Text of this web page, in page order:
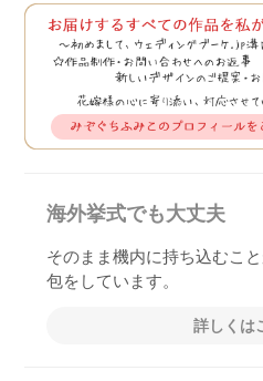
海外挙式でも大丈夫
そのまま機内に持ち込むこ
包をしています。
詳しくは